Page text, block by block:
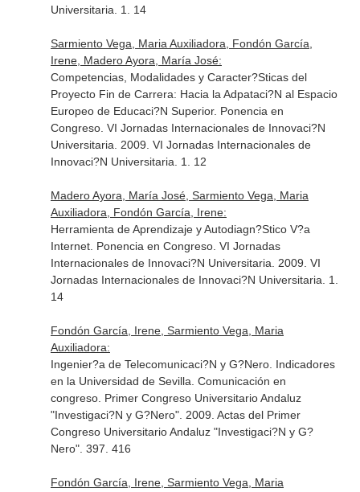
Universitaria. 1. 14
Sarmiento Vega, Maria Auxiliadora, Fondón García,
Irene, Madero Ayora, María José:
Competencias, Modalidades y Caracter?Sticas del
Proyecto Fin de Carrera: Hacia la Adpataci?N al Espacio
Europeo de Educaci?N Superior. Ponencia en
Congreso. VI Jornadas Internacionales de Innovaci?N
Universitaria. 2009. VI Jornadas Internacionales de
Innovaci?N Universitaria. 1. 12
Madero Ayora, María José, Sarmiento Vega, Maria
Auxiliadora, Fondón García, Irene:
Herramienta de Aprendizaje y Autodiagn?Stico V?a
Internet. Ponencia en Congreso. VI Jornadas
Internacionales de Innovaci?N Universitaria. 2009. VI
Jornadas Internacionales de Innovaci?N Universitaria. 1.
14
Fondón García, Irene, Sarmiento Vega, Maria
Auxiliadora:
Ingenier?a de Telecomunicaci?N y G?Nero. Indicadores
en la Universidad de Sevilla. Comunicación en
congreso. Primer Congreso Universitario Andaluz
"Investigaci?N y G?Nero". 2009. Actas del Primer
Congreso Universitario Andaluz "Investigaci?N y G?
Nero". 397. 416
Fondón García, Irene, Sarmiento Vega, Maria